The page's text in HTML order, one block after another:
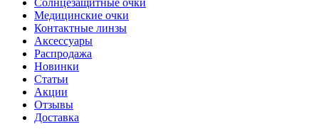
Медицинские очки
Контактные линзы
Аксессуары
Распродажа
Новинки
Статьи
Акции
Отзывы
Доставка